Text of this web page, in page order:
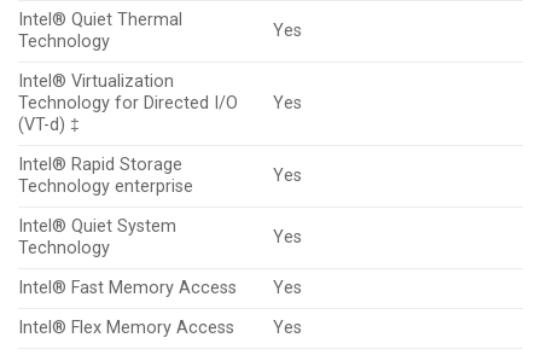
Intel® Quiet Thermal
Technology
Yes
Intel® Virtualization
Technology for Directed I/O
(VT-d) ‡
Yes
Intel® Rapid Storage
Technology enterprise
Yes
Intel® Quiet System
Technology
Yes
Intel® Fast Memory Access
Yes
Intel® Flex Memory Access
Yes